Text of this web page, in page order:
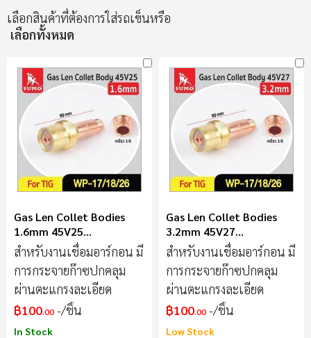
เลือกสินค้าที่ต้องการใส่รถเข็นหรือ
เลือกทั้งหมด
Gas Len Collet Bodies
1.6mm 45V25
WP17/18/26
สำหรับงานเชื่อมอาร์กอน มี
การกระจายก๊าซปกคลุม
ผ่านตะแกรงละเอียด
฿100.00 /ชิ้น
In Stock
Gas Len Collet Bodies
3.2mm 45V27
WP17/18/26
สำหรับงานเชื่อมอาร์กอน มี
การกระจายก๊าซปกคลุม
ผ่านตะแกรงละเอียด
฿100.00 /ชิ้น
Low Stock